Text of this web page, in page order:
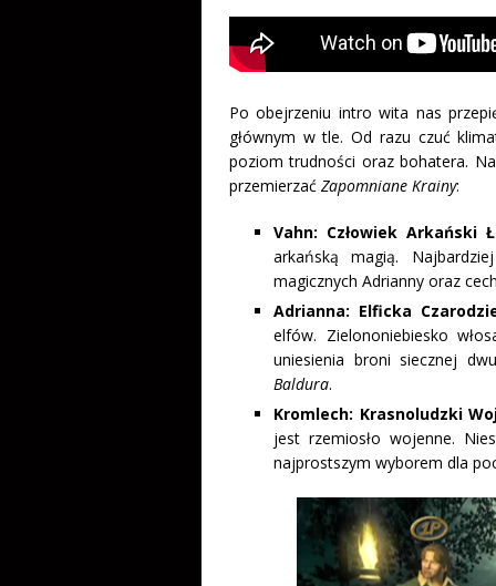
Po obejrzeniu intro wita nas
głównym w tle. Od razu czuć
poziom trudności oraz bohatera.
przemierzać Zapomniane Krainy:
Vahn: Człowiek Arkański
arkańską magią.
magicznych Adrianny oraz
Adrianna: Elficka
elfów. Zielononiebiesko
uniesienia broni siecznej
Baldura.
Kromlech: Krasnoludzki
jest rzemiosło wojenne.
najprostszym wyborem dla